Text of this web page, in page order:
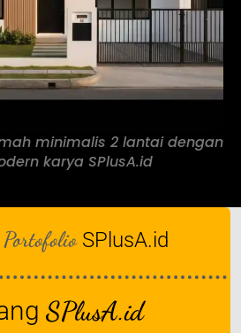
minimalis 2 lantai dengan
karya SPlusA.id
Portofolio SPlusA.id
SPlusA.id